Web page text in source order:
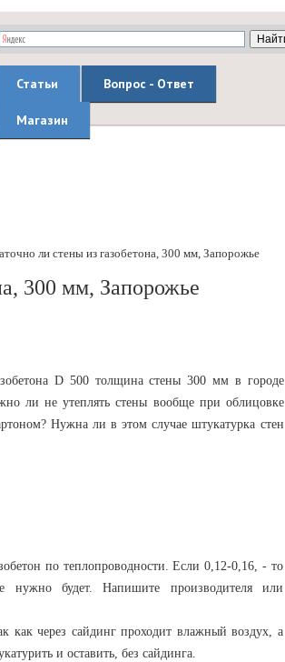
Статьи Вопрос - Ответ
Магазин
ли стены из газобетона, 300 мм, Запорожье
300 мм, Запорожье
D 500 толщина стены 300 мм в городе
ли не утеплять стены вообще при облицовке
Нужна ли в этом случае штукатурка стен
по теплопроводности. Если 0,12-0,16, - то
будет. Напишите производителя или
как через сайдинг проходит влажный воздух, а
и оставить, без сайдинга.